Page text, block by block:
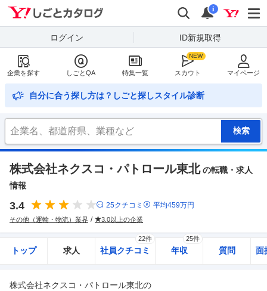
検索
通知
i
ログイン ID新規取得
企業を探す しごとQA 特集一覧 スカウト マイページ
自分に合う探し方は？しごと探しスタイル診断
株式会社ネクスコ・パトロール東北 の転職・求人
情報
3.4 25クチコミ 平均459万円
その他（運輸・物流）業界 3.0以上の企業
トップ 求人 社員クチコミ
22件
年収
25件
質問 面
株式会社ネクスコ・パトロール東北の